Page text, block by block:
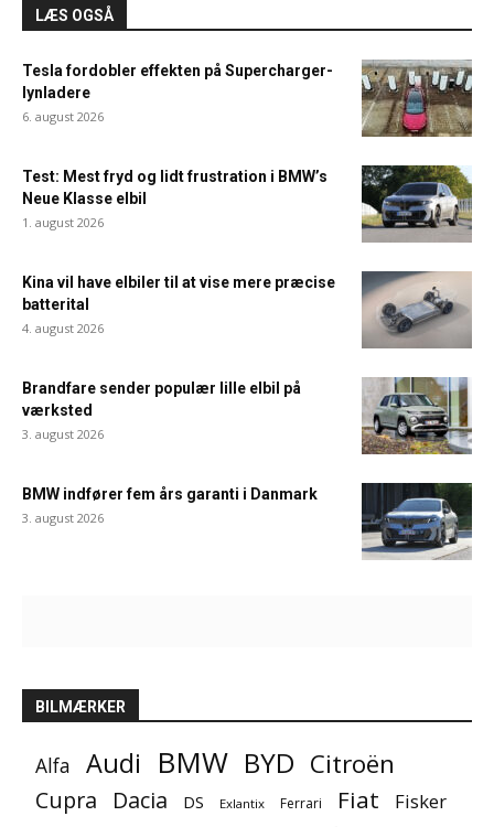
LÆS OGSÅ
Tesla fordobler effekten på Supercharger-
lynladere
6. august 2026
Test: Mest fryd og lidt frustration i BMW’s
Neue Klasse elbil
1. august 2026
Kina vil have elbiler til at vise mere præcise
batterital
4. august 2026
Brandfare sender populær lille elbil på
værksted
3. august 2026
BMW indfører fem års garanti i Danmark
3. august 2026
BILMÆRKER
Alfa Audi BMW BYD Citroën
Cupra Dacia DS Exlantix Ferrari Fiat Fisker